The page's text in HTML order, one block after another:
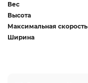
Вес
Высота
Максимальная скорость
Ширина